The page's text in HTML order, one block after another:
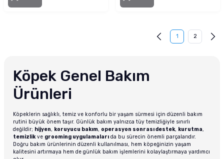
1 2
Köpek Genel Bakım
Ürünleri
Köpeklerin sağlıklı, temiz ve konforlu bir yaşam sürmesi için düzenli bakım
rutini büyük önem taşır. Günlük bakım yalnızca tüy temizliğiyle sınırlı
değildir; hijyen, koruyucu bakım, operasyon sonrası destek, kurutma,
temizlikve grooming uygulamaları da bu sürecin önemli parçalarıdır.
Doğru bakım ürünlerinin düzenli kullanılması, hem köpeğinizin yaşam
kalitesini artırmaya hem de günlük bakım işlemlerini kolaylaştırmaya yardımcı